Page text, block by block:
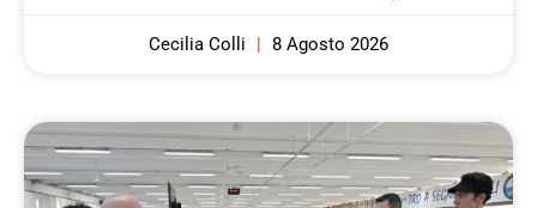
Cecilia Colli 8 Agosto 2026